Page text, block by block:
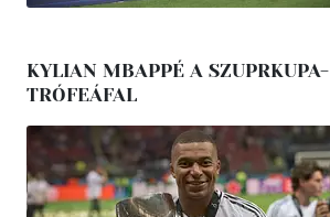
KYLIAN MBAPPÉ A SZUPRKUPA-
TRÓFEÁFAL